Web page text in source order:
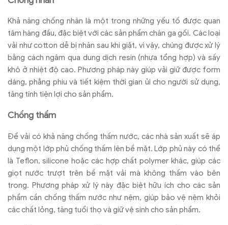
Khả năng chống nhăn là một trong những yếu tố được quan
tâm hàng đầu, đặc biệt với các sản phẩm chăn ga gối. Các loại
vải như cotton dễ bị nhăn sau khi giặt, vì vậy, chúng được xử lý
bằng cách ngâm qua dung dịch resin (nhựa tổng hợp) và sấy
khô ở nhiệt độ cao. Phương pháp này giúp vải giữ được form
dáng, phẳng phiu và tiết kiệm thời gian ủi cho người sử dụng,
tăng tính tiện lợi cho sản phẩm.
Chống thấm
Để vải có khả năng chống thấm nước, các nhà sản xuất sẽ áp
dụng một lớp phủ chống thấm lên bề mặt. Lớp phủ này có thể
là Teflon, silicone hoặc các hợp chất polymer khác, giúp các
giọt nước trượt trên bề mặt vải mà không thấm vào bên
trong. Phương pháp xử lý này đặc biệt hữu ích cho các sản
phẩm cần chống thấm nước như nệm, giúp bảo vệ nệm khỏi
các chất lỏng, tăng tuổi thọ và giữ vệ sinh cho sản phẩm.